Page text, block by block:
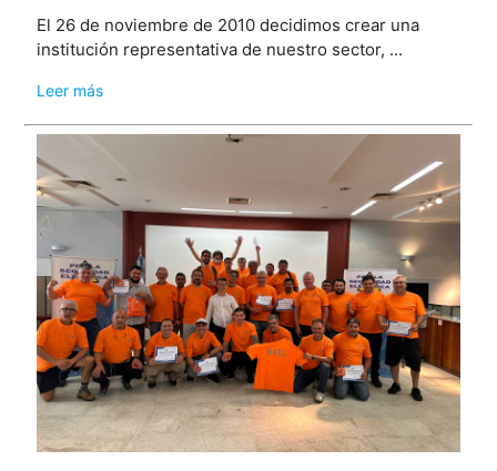
El 26 de noviembre de 2010 decidimos crear una
institución representativa de nuestro sector, ...
Leer más